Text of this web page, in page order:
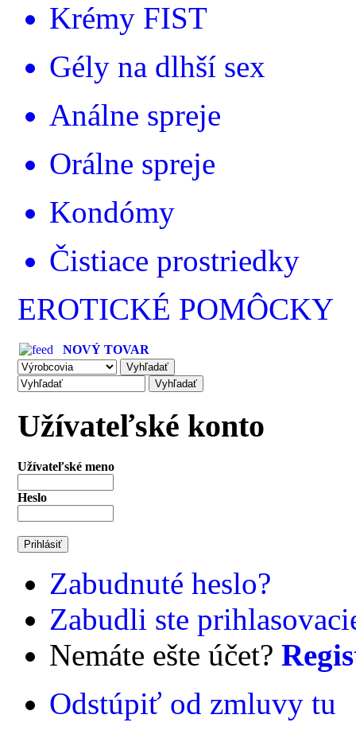
Krémy FIST
Gély na dlhší sex
Análne spreje
Orálne spreje
Kondómy
Čistiace prostriedky
EROTICKÉ POMÔCKY
NOVÝ TOVAR
Užívateľské konto
Užívateľské meno
Heslo
Zabudnuté heslo?
Zabudli ste
Nemáte ešte účet?
Odstúpiť od zmluvy tu